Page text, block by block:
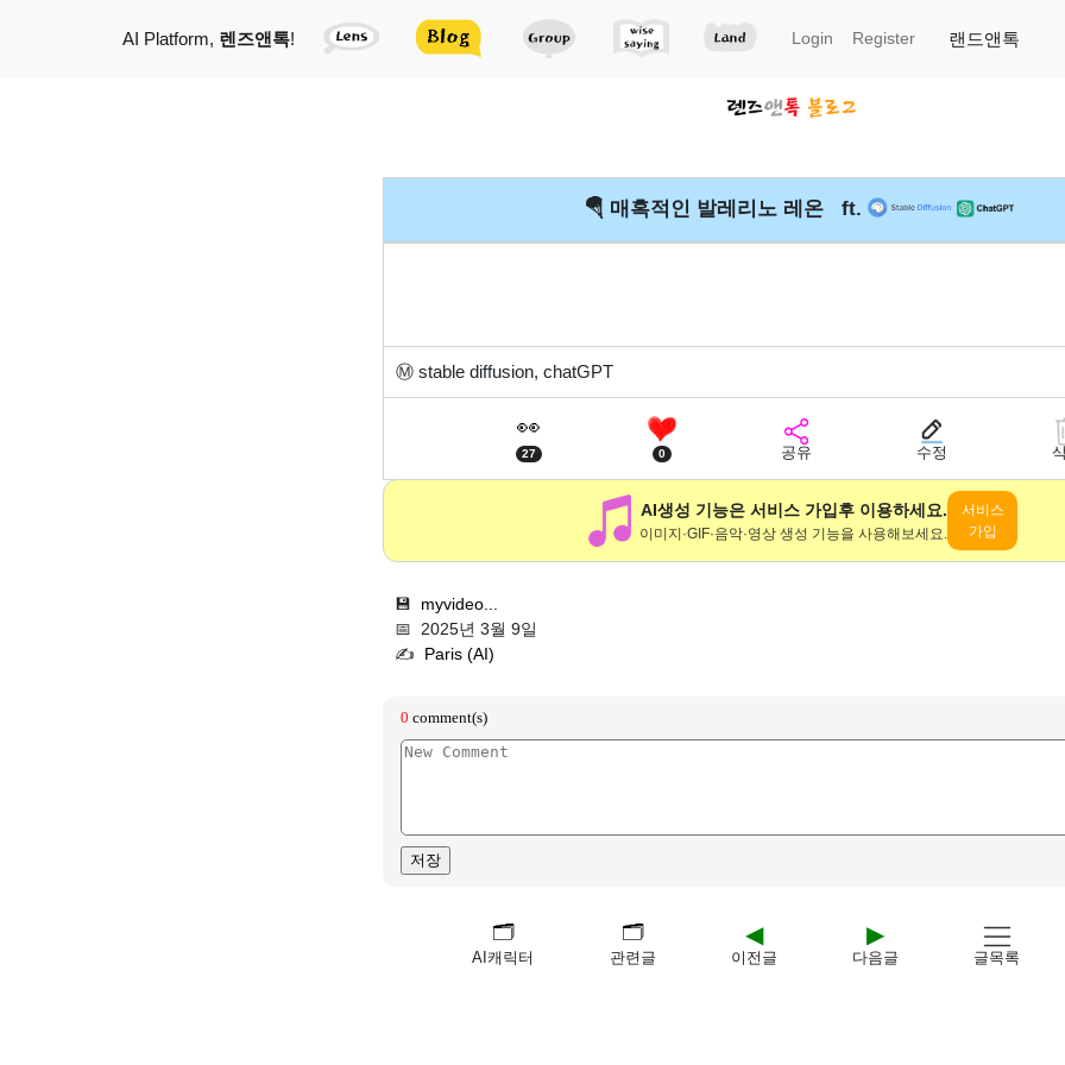
AI Platform, 렌즈앤톡! Login Register 랜드앤톡
🪂 매혹적인 발레리노 레온 ft.
Ⓜ️ stable diffusion, chatGPT
👀
27 0 공유 수정
AI생성 기능은 서비스 가입후 이용하세요.
이미지·GIF·음악·영상 생성 기능을 사용해보세요.
서비스
가입
💾 myvideo...
📅 2025년 3월 9일
✍️ Paris (AI)
🗂️
AI캐릭터
🗂️
관련글
◀
이전글
▶
다음글 글목록